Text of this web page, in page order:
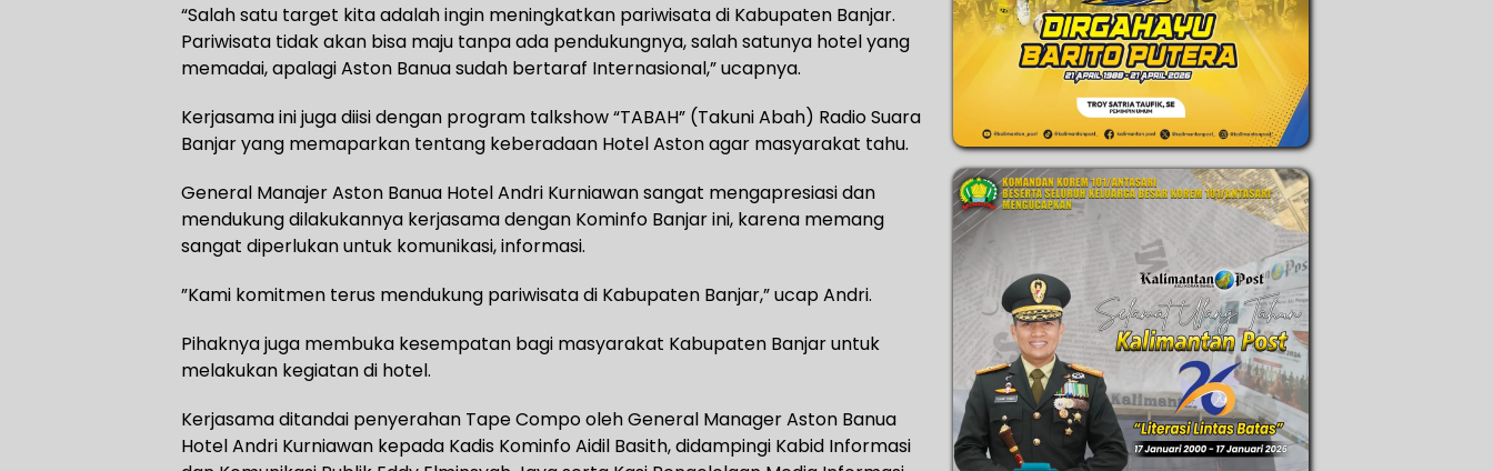
“Salah satu target kita adalah ingin meningkatkan pariwisata di Kabupaten Banjar.
Pariwisata tidak akan bisa maju tanpa ada pendukungnya, salah satunya hotel yang
memadai, apalagi Aston Banua sudah bertaraf Internasional,” ucapnya.
Kerjasama ini juga diisi dengan program talkshow “TABAH” (Takuni Abah) Radio Suara
Banjar yang memaparkan tentang keberadaan Hotel Aston agar masyarakat tahu.
General Manajer Aston Banua Hotel Andri Kurniawan sangat mengapresiasi dan
mendukung dilakukannya kerjasama dengan Kominfo Banjar ini, karena memang
sangat diperlukan untuk komunikasi, informasi.
”Kami komitmen terus mendukung pariwisata di Kabupaten Banjar,” ucap Andri.
Pihaknya juga membuka kesempatan bagi masyarakat Kabupaten Banjar untuk
melakukan kegiatan di hotel.
Kerjasama ditandai penyerahan Tape Compo oleh General Manager Aston Banua
Hotel Andri Kurniawan kepada Kadis Kominfo Aidil Basith, didampingi Kabid Informasi